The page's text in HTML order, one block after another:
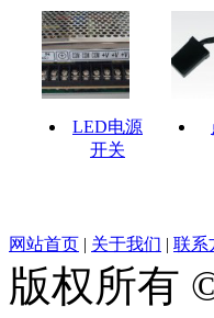
LED电源
开关
网站首页 | 关于我们 | 联系
版权所有